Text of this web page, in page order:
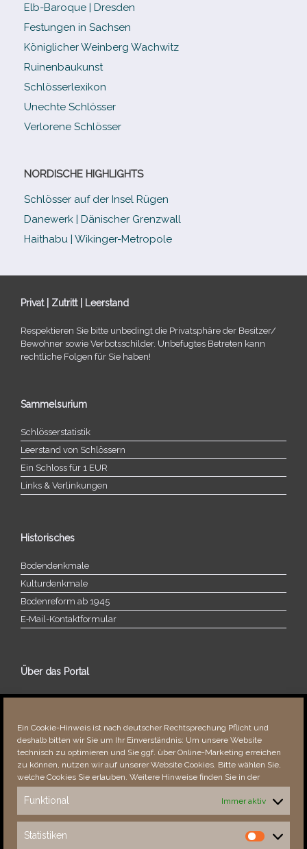
Ein Cookie-Hinweis ist nach deutscher Rechtsprechung Pflicht und
deshalb bitten wir Sie um Ihr Einverständnis: Um unsere Website
technisch zu optimieren und Sie ggf. über Online-Marketing erreichen
zu können, nutzen wir auf unserer Website Cookies. Bitte wählen Sie,
welche Cookies Sie erlauben. Weitere Hinweise finden Sie in der
Funktional Immer aktiv
Statistiken
Statistiken
Elb-​Baroque | Dresden
Festungen in Sachsen
Königlicher Weinberg Wachwitz
Ruinenbaukunst
Schlösserlexikon
Unechte Schlösser
Verlorene Schlösser
NORDISCHE HIGHLIGHTS
Schlösser auf der Insel Rügen
Danewerk | Dänischer Grenzwall
Haithabu | Wikinger-Metropole
Privat | Zutritt | Leerstand
Respektieren Sie bitte unbe­dingt die Privatsphäre der Besitzer/​
Bewohner sowie Verbotsschilder. Unbefugtes Betreten kann
recht­li­che Folgen für Sie haben!
Sammelsurium
Schlösserstatistik
Leerstand von Schlössern
Ein Schloss für 1 EUR
Links & Verlinkungen
Historisches
Bodendenkmale
Kulturdenkmale
Bodenreform ab 1945
E‑Mail-​​Kontaktformular
Über das Portal
Über dieses Portal
Fehler bemerkt?
Besucher seit 08/​2021